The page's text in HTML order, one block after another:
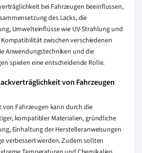
bei Fahrzeugen beeinflussen,
des Lacks, die
Umwelteinflüsse wie UV-Strahlung und
zwischen verschiedenen
Anwendungstechniken und die
spielen eine entscheidende Rolle.
von Fahrzeugen
von Fahrzeugen kann durch die
kompatibler Materialien, gründliche
Einhaltung der Herstelleranweisungen
verbessert werden. Zudem sollten